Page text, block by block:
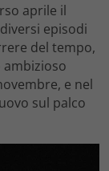
aprile il
episodi
del tempo,
ambizioso
e nel
sul palco